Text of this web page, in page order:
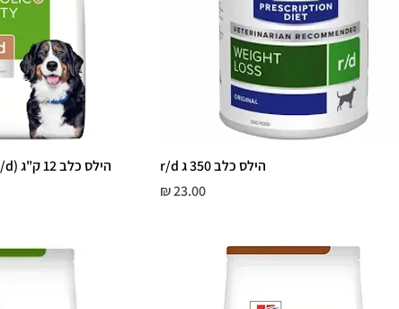
הילס כלב 350 ג r/d
מחיר‏23.00 ‏₪
הילס כלב 12 ק"ג Metabolic Mobility (j/d)